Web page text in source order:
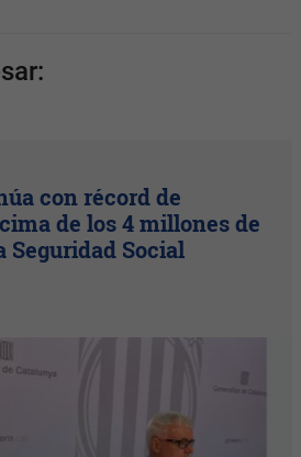
con récord de
de los 4 millones de
Seguridad Social